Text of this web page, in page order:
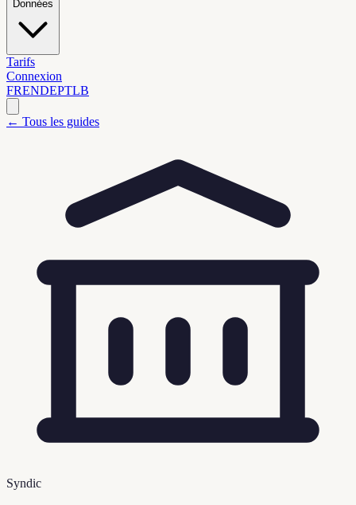
Données
Tarifs
Connexion
FRENDEPTLB
← Tous les guides
Syndic